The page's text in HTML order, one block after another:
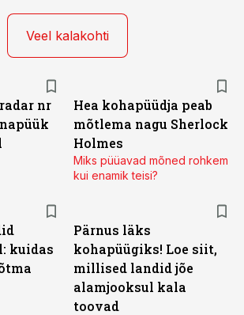
Veel kalakohti
nr
Hea kohapüüdja peab
mõtlema nagu Sherlock
Holmes
Miks püüavad mõned rohkem
kui enamik teisi?
kuidas
Pärnus läks
kohapüügiks! Loe siit,
millised landid jõe
alamjooksul kala
toovad